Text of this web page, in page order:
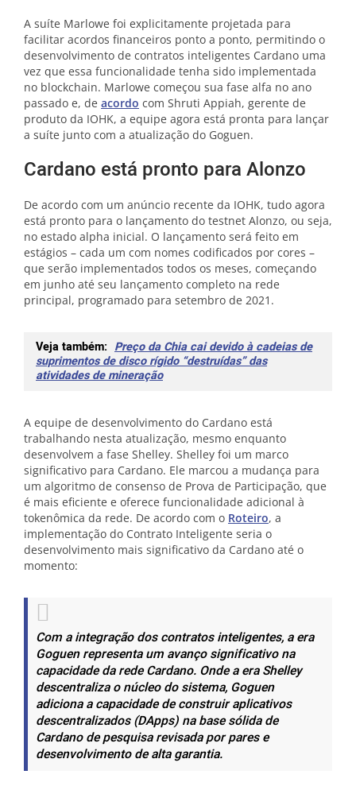
A suíte Marlowe foi explicitamente projetada para
facilitar acordos financeiros ponto a ponto, permitindo o
desenvolvimento de contratos inteligentes Cardano uma
vez que essa funcionalidade tenha sido implementada
no blockchain. Marlowe começou sua fase alfa no ano
passado e, de acordo com Shruti Appiah, gerente de
produto da IOHK, a equipe agora está pronta para lançar
a suíte junto com a atualização do Goguen.
Cardano está pronto para Alonzo
De acordo com um anúncio recente da IOHK, tudo agora
está pronto para o lançamento do testnet Alonzo, ou seja,
no estado alpha inicial. O lançamento será feito em
estágios – cada um com nomes codificados por cores –
que serão implementados todos os meses, começando
em junho até seu lançamento completo na rede
principal, programado para setembro de 2021.
Veja também: Preço da Chia cai devido à cadeias de
suprimentos de disco rígido “destruídas” das
atividades de mineração
A equipe de desenvolvimento do Cardano está
trabalhando nesta atualização, mesmo enquanto
desenvolvem a fase Shelley. Shelley foi um marco
significativo para Cardano. Ele marcou a mudança para
um algoritmo de consenso de Prova de Participação, que
é mais eficiente e oferece funcionalidade adicional à
tokenômica da rede. De acordo com o Roteiro, a
implementação do Contrato Inteligente seria o
desenvolvimento mais significativo da Cardano até o
momento:
Com a integração dos contratos inteligentes, a era
Goguen representa um avanço significativo na
capacidade da rede Cardano. Onde a era Shelley
descentraliza o núcleo do sistema, Goguen
adiciona a capacidade de construir aplicativos
descentralizados (DApps) na base sólida de
Cardano de pesquisa revisada por pares e
desenvolvimento de alta garantia.